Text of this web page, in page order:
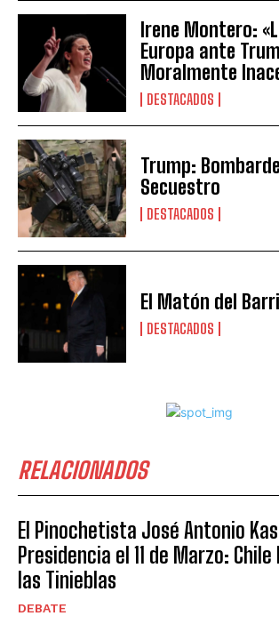
Irene Montero:
Europa ante
Moralmente
DESTACADOS
Trump:
Secuestro
DESTACADOS
El Matón del
DESTACADOS
RELACIONADOS
El Pinochetista José Antonio
Presidencia el 11 de Marzo:
las Tinieblas
DEBATE